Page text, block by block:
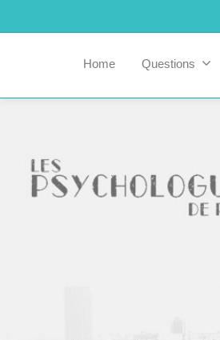
Home Questions